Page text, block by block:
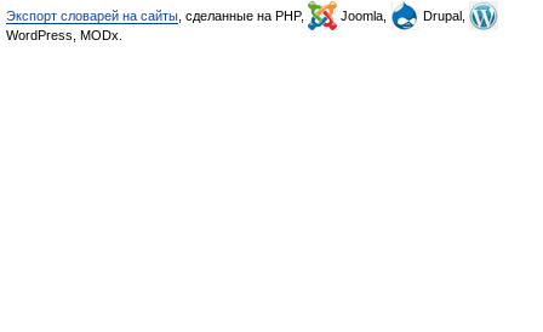
Экспорт словарей на сайты , сделанные на PHP, Joomla,
Drupal,
WordPress, MODx.